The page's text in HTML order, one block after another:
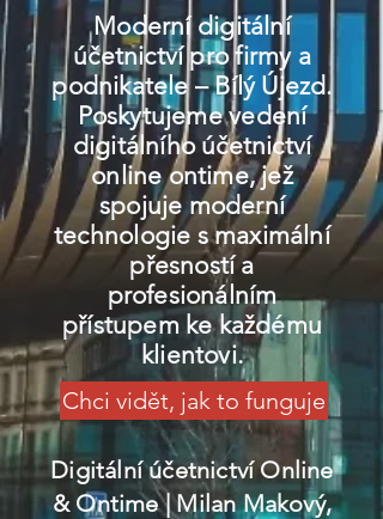
Moderní digitální
účetnictví pro firmy a
podnikatele – Bílý Újezd.
Poskytujeme vedení
digitálního účetnictví
online ontime, jež
spojuje moderní
technologie s maximální
přesností a
profesionálním
přístupem ke každému
klientovi.
Chci vidět, jak to funguje
Digitální účetnictví Online
& Ontime| Milan Makový,